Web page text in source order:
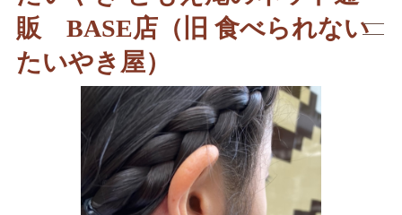
販 BASE店（旧 食べられない
たいやき屋）